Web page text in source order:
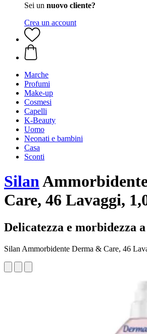
Sei un nuovo cliente?
Crea un account
Marche
Profumi
Make-up
Cosmesi
Capelli
K-Beauty
Uomo
Neonati e bambini
Casa
Sconti
Silan
Care, 46 Lavaggi,
Delicatezza e morbidezza
Silan Ammorbidente Derma & Care, 46